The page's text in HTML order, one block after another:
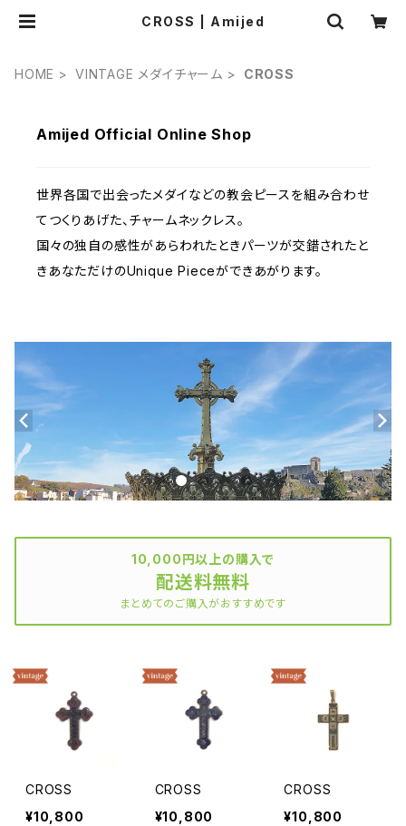
CROSS | Amijed
HOME VINTAGE メダイチャーム CROSS
Amijed Official Online Shop
世界各国で出会ったメダイなどの教会ピースを組み合わせ
てつくりあげた、チャームネックレス。
国々の独自の感性があらわれたときパーツが交錯されたと
きあなただけのUnique Pieceができあがります。
10,000円以上の購入で
配送料無料
まとめてのご購入がおすすめです
CROSS
¥10,800
CROSS
¥10,800
CROSS
¥10,800